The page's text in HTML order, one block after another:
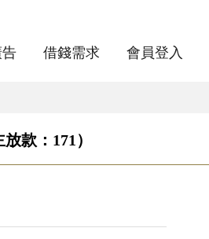
借錢需求 會員登入
款：171）